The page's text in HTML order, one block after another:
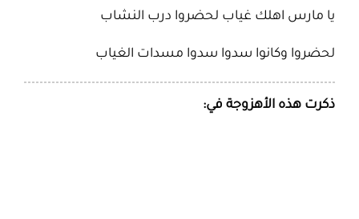
يا مارس اهلك غياب لحضروا درب النشاب
لحضروا وكانوا سدوا سدوا مسدات الغياب
ذكرت هذه الأهزوجة في: